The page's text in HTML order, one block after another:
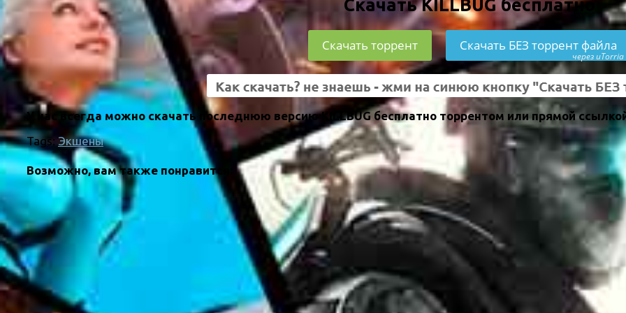
Скачать KILLBUG бесплатно
Скачать торрент Скачать БЕЗ торрент файла
через uTorria
У нас всегда можно скачать последнюю версию KILLBUG бесплатно торрентом или прямой
Tags: Экшены
Возможно, вам также понравится: